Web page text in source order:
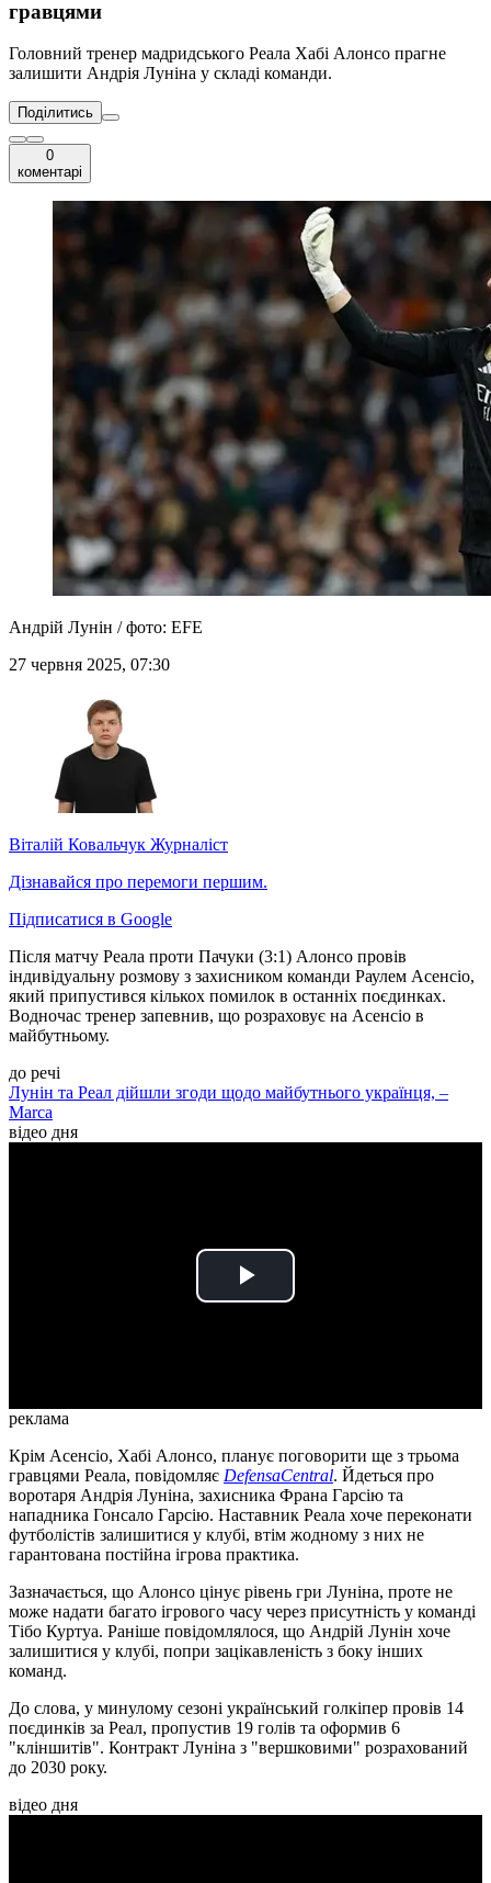
гравцями
Головний тренер мадридського Реала Хабі Алонсо прагне
залишити Андрія Луніна у складі команди.
Поділитись
0
коментарі
Андрій Лунін / фото: EFE
27 червня 2025, 07:30
Віталій Ковальчук Журналіст
Дізнавайся про перемоги першим.
Підписатися в Google
Після матчу Реала проти Пачуки (3:1) Алонсо провів
індивідуальну розмову з захисником команди Раулем Асенсіо,
який припустився кількох помилок в останніх поєдинках.
Водночас тренер запевнив, що розраховує на Асенсіо в
майбутньому.
до речі
Лунін та Реал дійшли згоди щодо майбутнього українця, –
Marca
відео дня
Play
реклама
Крім Асенсіо, Хабі Алонсо, планує поговорити ще з трьома
гравцями Реала, повідомляє DefensaCentral. Йдеться про
воротаря Андрія Луніна, захисника Франа Гарсію та
нападника Гонсало Гарсію. Наставник Реала хоче переконати
футболістів залишитися у клубі, втім жодному з них не
гарантована постійна ігрова практика.
Зазначається, що Алонсо цінує рівень гри Луніна, проте не
може надати багато ігрового часу через присутність у команді
Тібо Куртуа. Раніше повідомлялося, що Андрій Лунін хоче
залишитися у клубі, попри зацікавленість з боку інших
команд.
До слова, у минулому сезоні український голкіпер провів 14
поєдинків за Реал, пропустив 19 голів та оформив 6
"кліншитів". Контракт Луніна з "вершковими" розрахований
до 2030 року.
відео дня